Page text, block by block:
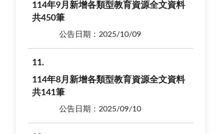
114年9月新增各類型教育資源全文資料
共450筆
公告日期：2025/10/09
11
114年8月新增各類型教育資源全文資料
共141筆
公告日期：2025/09/10